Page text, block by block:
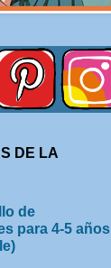
DE LA
de
para 4-5 años